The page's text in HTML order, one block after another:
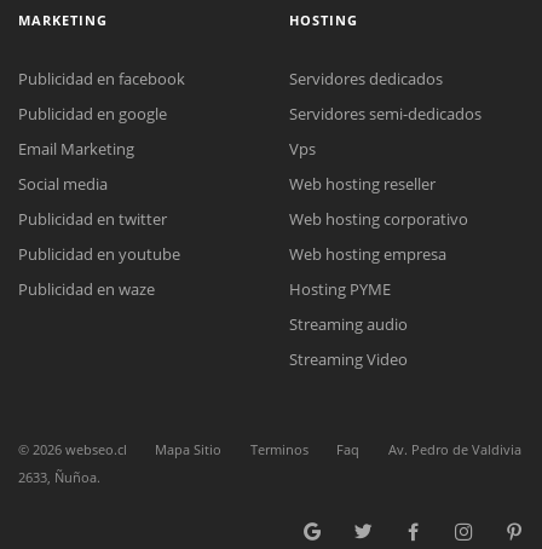
Reunión online
Nuestros ejecutivos le enviarán un correo electrónico con el enlace a
Meet para la reunión online.
Cotización
Complete el formulario y nos contactaremos a la brevedad.
Chat Online
para enviarnos un correo electrónico con sus datos personales.
MARKETING
Publicidad en facebook
Publicidad en google
Email Marketing
Social media
Publicidad en twitter
Publicidad en youtube
Publicidad en waze
HOSTING
Servidores dedicados
Servidores semi-dedicados
Vps
Web hosting reseller
Web hosting corporativo
Web hosting empresa
Hosting PYME
Streaming audio
Streaming Video
© 2026 webseo.cl Mapa Sitio Terminos Faq
Av. Pedro de Valdivia
2633, Ñuñoa.